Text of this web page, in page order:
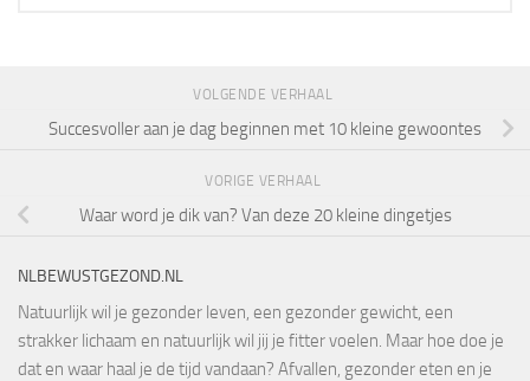
VOLGENDE VERHAAL
Succesvoller aan je dag beginnen met 10 kleine gewoontes
VORIGE VERHAAL
Waar word je dik van? Van deze 20 kleine dingetjes
NLBEWUSTGEZOND.NL
Natuurlijk wil je gezonder leven, een gezonder gewicht, een
strakker lichaam en natuurlijk wil jij je fitter voelen. Maar hoe doe je
dat en waar haal je de tijd vandaan? Afvallen, gezonder eten en je